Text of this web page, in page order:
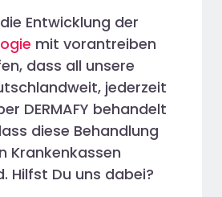
Entwicklung der
mit vorantreiben
dass all unsere
jederzeit
DERMAFY behandelt
diese Behandlung
Krankenkassen
Hilfst Du uns dabei?